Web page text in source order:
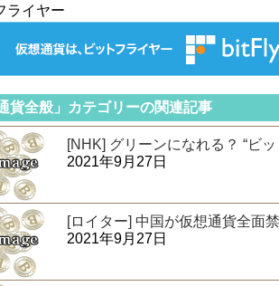
ライヤー
貨全般」カテゴリーの関連記事
[NHK] グリーンになれる？ “ビ
2021年9月27日
[ロイター] 中国が仮想通貨全面
2021年9月27日